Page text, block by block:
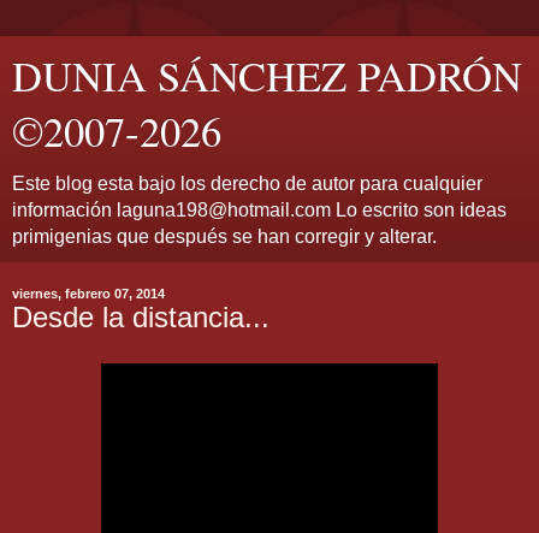
DUNIA SÁNCHEZ PADRÓN
©2007-2026
Este blog esta bajo los derecho de autor para cualquier
información laguna198@hotmail.com Lo escrito son ideas
primigenias que después se han corregir y alterar.
viernes, febrero 07, 2014
Desde la distancia...